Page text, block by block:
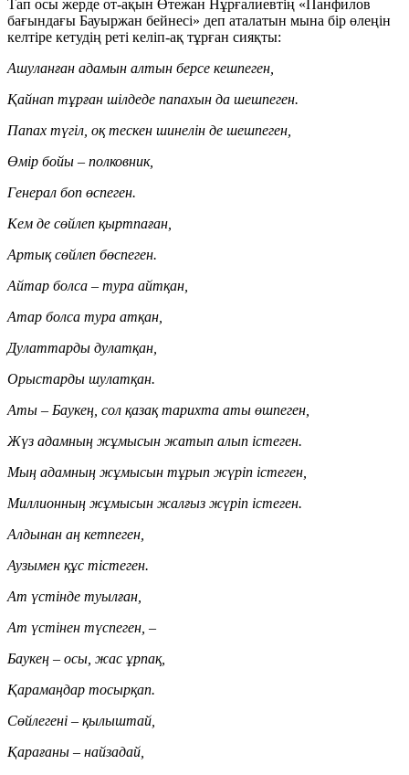
Тап осы жерде от-ақын Өтежан Нұрғалиевтің «Панфилов
бағындағы Бауыржан бейнесі» деп аталатын мына бір өлеңін
келтіре кетудің реті келіп-ақ тұрған сияқты:
Ашуланған адамын алтын берсе кешпеген,
Қайнап тұрған шілдеде папахын да шешпеген.
Папах түгіл, оқ тескен шинелін де шешпеген,
Өмір бойы – полковник,
Генерал боп өспеген.
Кем де сөйлеп қыртпаған,
Артық сөйлеп бөспеген.
Айтар болса – тура айтқан,
Атар болса тура атқан,
Дулаттарды дулатқан,
Орыстарды шулатқан.
Аты – Баукең, сол қазақ тарихта аты өшпеген,
Жүз адамның жұмысын жатып алып істеген.
Мың адамның жұмысын тұрып жүріп істеген,
Миллионның жұмысын жалғыз жүріп істеген.
Алдынан аң кетпеген,
Аузымен құс тістеген.
Ат үстінде туылған,
Ат үстінен түспеген, –
Баукең – осы, жас ұрпақ,
Қарамаңдар тосырқап.
Сөйлегені – қылыштай,
Қарағаны – найзадай,